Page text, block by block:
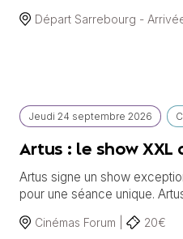
Départ Sarrebourg -
Jeudi 24 septembre 2026
Artus : le show XXL
Artus signe un show
pour une séance unique.
Cinémas Forum | 20€